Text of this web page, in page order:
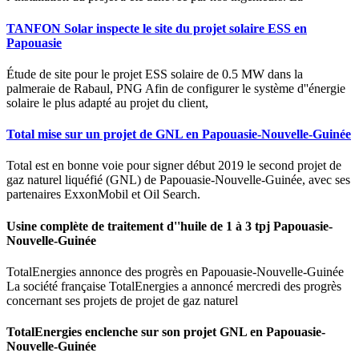
TANFON Solar inspecte le site du projet solaire ESS en
Papouasie
Étude de site pour le projet ESS solaire de 0.5 MW dans la
palmeraie de Rabaul, PNG Afin de configurer le système d''énergie
solaire le plus adapté au projet du client,
Total mise sur un projet de GNL en Papouasie-Nouvelle-Guinée
Total est en bonne voie pour signer début 2019 le second projet de
gaz naturel liquéfié (GNL) de Papouasie-Nouvelle-Guinée, avec ses
partenaires ExxonMobil et Oil Search.
Usine complète de traitement d''huile de 1 à 3 tpj Papouasie-
Nouvelle-Guinée
TotalEnergies annonce des progrès en Papouasie-Nouvelle-Guinée
La société française TotalEnergies a annoncé mercredi des progrès
concernant ses projets de projet de gaz naturel
TotalEnergies enclenche sur son projet GNL en Papouasie-
Nouvelle-Guinée